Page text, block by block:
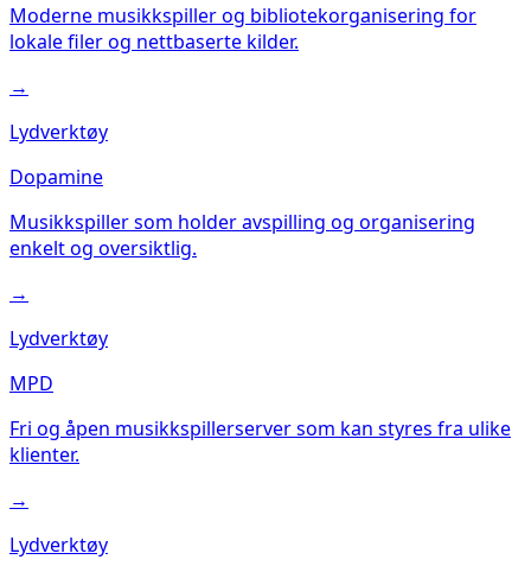
Moderne musikkspiller og bibliotekorganisering for
lokale filer og nettbaserte kilder.
→
Lydverktøy
Dopamine
Musikkspiller som holder avspilling og organisering
enkelt og oversiktlig.
→
Lydverktøy
MPD
Fri og åpen musikkspillerserver som kan styres fra ulike
klienter.
→
Lydverktøy